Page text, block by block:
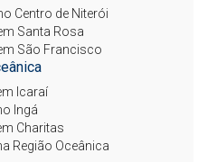
Centro de Niterói
Santa Rosa
São Francisco
Icaraí
Ingá
Charitas
Região Oceânica